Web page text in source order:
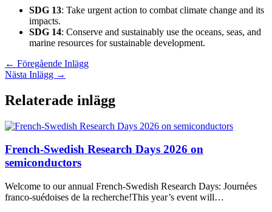
SDG 13: Take urgent action to combat climate change and its
impacts.
SDG 14: Conserve and sustainably use the oceans, seas, and
marine resources for sustainable development.
← Föregående Inlägg
Nästa Inlägg →
Relaterade inlägg
French-Swedish Research Days 2026 on
semiconductors
Welcome to our annual French-Swedish Research Days: Journées
franco-suédoises de la recherche!This year’s event will…